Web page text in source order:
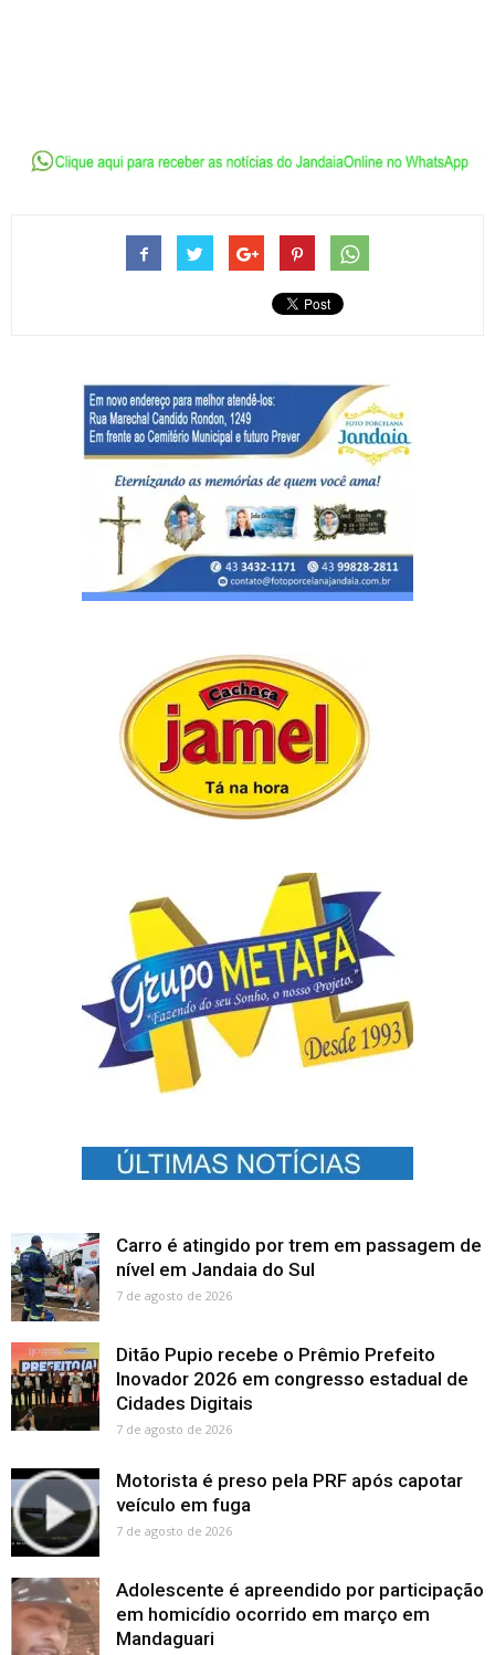
Carro é atingido por trem em passagem de
nível em Jandaia do Sul
7 de agosto de 2026
Ditão Pupio recebe o Prêmio Prefeito
Inovador 2026 em congresso estadual de
Cidades Digitais
7 de agosto de 2026
Motorista é preso pela PRF após capotar
veículo em fuga
7 de agosto de 2026
Adolescente é apreendido por participação
em homicídio ocorrido em março em
Mandaguari